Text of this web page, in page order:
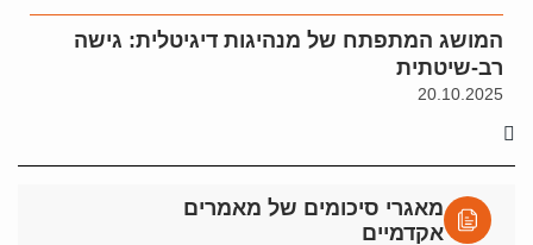
המושג המתפתח של מנהיגות דיגיטלית: גישה
רב-שיטתית
20.10.2025
מאגרי סיכומים של מאמרים
אקדמיים